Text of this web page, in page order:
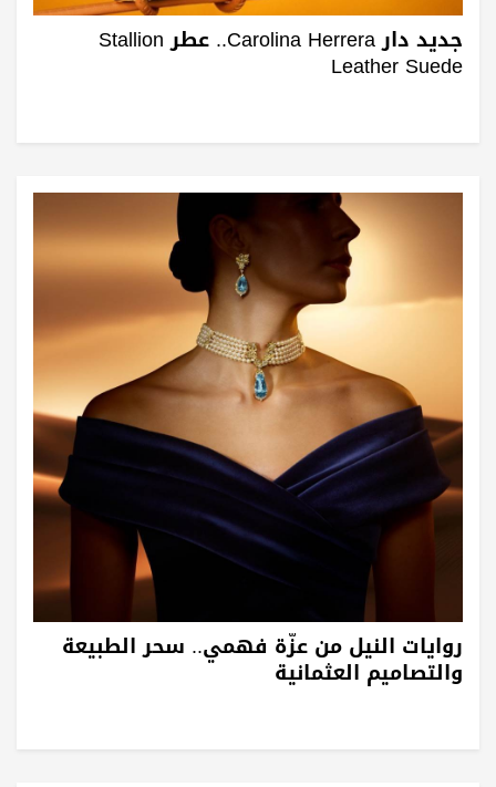
جديد دار Carolina Herrera.. عطر Stallion
Leather Suede
روايات النيل من عزّة فهمي.. سحر الطبيعة
والتصاميم العثمانية